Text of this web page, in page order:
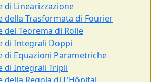
di Linearizzazione
della Trasformata di Fourier
del Teorema di Rolle
di Integrali Doppi
di Equazioni Parametriche
di Integrali Tripli